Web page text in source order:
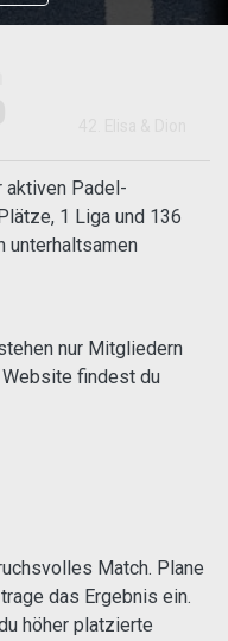
aktiven Padel-
1 Liga und 136
unterhaltsamen
nur Mitgliedern
findest du
Match. Plane
das Ergebnis ein.
höher platzierte